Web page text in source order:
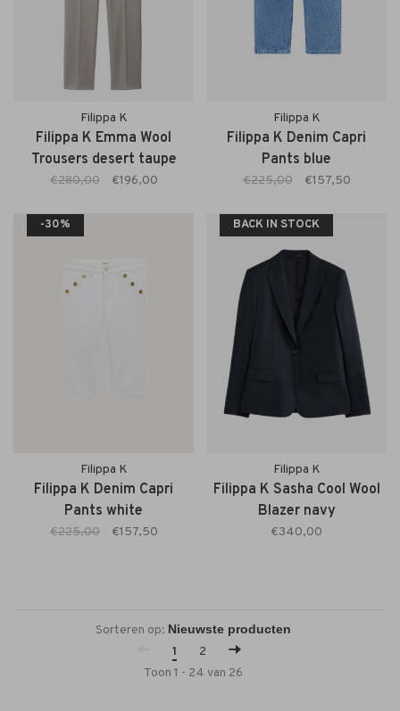
Filippa K
Filippa K Emma Wool
Trousers desert taupe
€280,00 €196,00
Filippa K
Filippa K Denim Capri
Pants blue
€225,00 €157,50
-30%
Filippa K
Filippa K Denim Capri
Pants white
€225,00 €157,50
BACK IN STOCK
Filippa K
Filippa K Sasha Cool Wool
Blazer navy
€340,00
Sorteren op:
1
2
Toon 1 - 24 van 26